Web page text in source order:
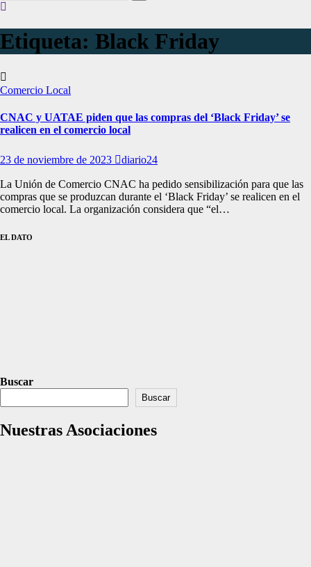
Etiqueta: Black Friday
Comercio Local
CNAC y UATAE piden que las compras del ‘Black Friday’ se
realicen en el comercio local
23 de noviembre de 2023 diario24
La Unión de Comercio CNAC ha pedido sensibilización para que las
compras que se produzcan durante el ‘Black Friday’ se realicen en el
comercio local. La organización considera que “el…
EL DATO
Buscar
Buscar
Nuestras Asociaciones